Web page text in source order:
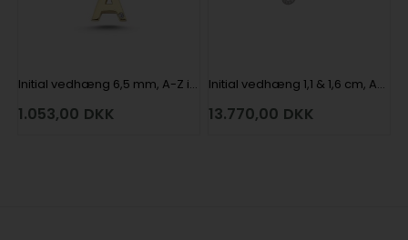
Initial vedhæng 6,5 mm, A-Z i 14 karat guld med brillant kvalitet wesselton SI
1.053,00 DKK
Initial vedhæng 1,1 & 1,6 cm, A-Z i 18 karat hvidguld med brillanter kvalitet wesselton SI
13.770,00 DKK